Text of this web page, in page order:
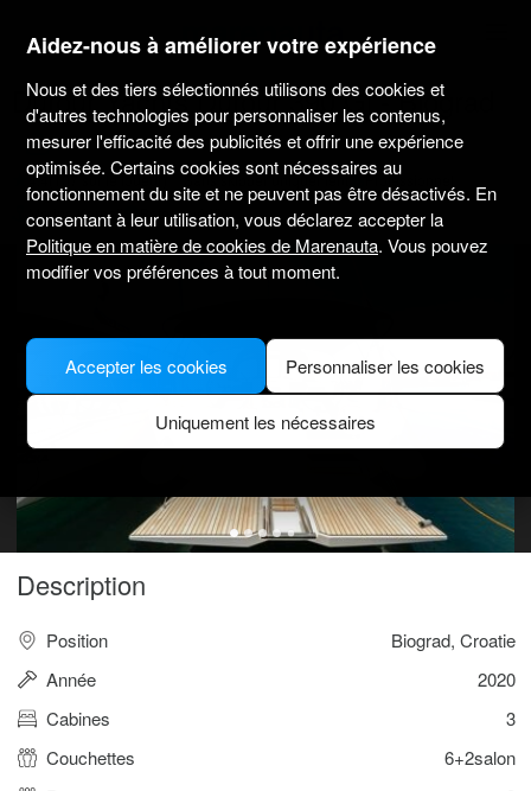
marenauta
Dufour Yachts Dufour 390 Gl - Biograd
4.4(107 sur le loueur) Sans skipper uniquement
Professionnel
Marina Kornati
Bateau vérifié
Description
Position
Biograd, Croatie
Année
2020
Cabines
3
Couchettes
6+2salon
Aidez-nous à améliorer votre expérience
Nous et des tiers sélectionnés utilisons des cookies et
d'autres technologies pour personnaliser les contenus,
mesurer l'efficacité des publicités et offrir une expérience
optimisée. Certains cookies sont nécessaires au
fonctionnement du site et ne peuvent pas être désactivés. En
consentant à leur utilisation, vous déclarez accepter la
Politique en matière de cookies de Marenauta. Vous pouvez
modifier vos préférences à tout moment.
Personnaliser les cookies
Uniquement les nécessaires
Accepter les cookies